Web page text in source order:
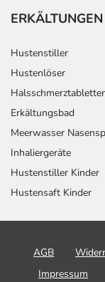
ERKÄLTUNGEN
Hustenstiller
Hustenlöser
Erkältungsbad
Meerwasser
Inhaliergeräte
Hustenstiller Kinder
Hustensaft Kinder
AGB
Impressum